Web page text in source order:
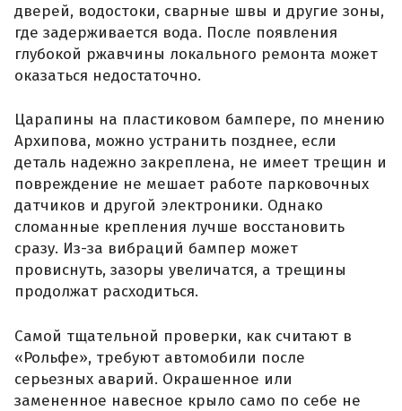
дверей, водостоки, сварные швы и другие зоны,
где задерживается вода. После появления
глубокой ржавчины локального ремонта может
оказаться недостаточно.
Царапины на пластиковом бампере, по мнению
Архипова, можно устранить позднее, если
деталь надежно закреплена, не имеет трещин и
повреждение не мешает работе парковочных
датчиков и другой электроники. Однако
сломанные крепления лучше восстановить
сразу. Из-за вибраций бампер может
провиснуть, зазоры увеличатся, а трещины
продолжат расходиться.
Самой тщательной проверки, как считают в
«Рольфе», требуют автомобили после
серьезных аварий. Окрашенное или
замененное навесное крыло само по себе не